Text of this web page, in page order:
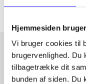
Hjemmesiden
Vi bruger cookies til
brugervenlighed.
tilbagetrække dit
bunden af siden. Du
Artikler med